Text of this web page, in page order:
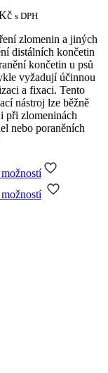
s DPH
zlomenin a jiných
distálních končetin
končetin u psů
vyžadují účinnou
a fixaci. Tento
nástroj lze běžně
při zlomeninách
nebo poraněních
Tento
produkt